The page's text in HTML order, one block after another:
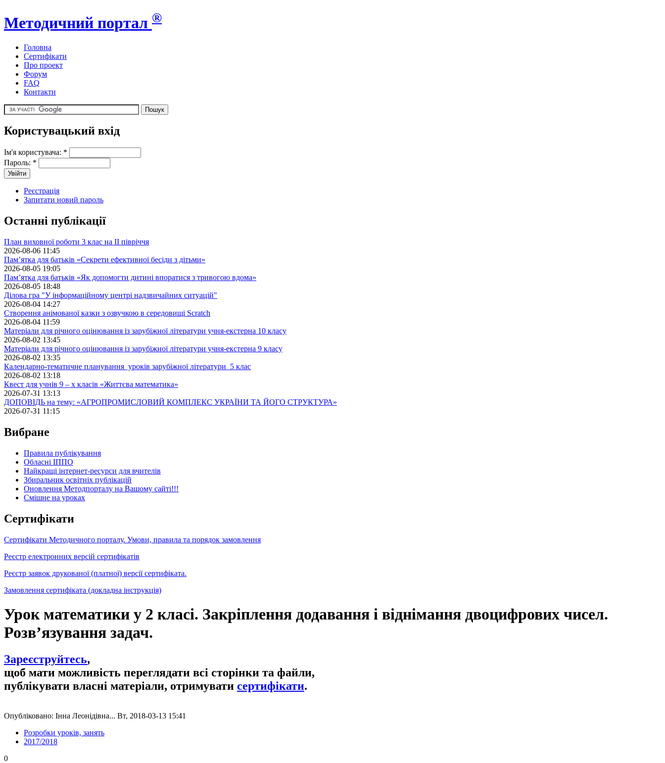
Методичний портал ®
Головна
Сертифікати
Про проект
Форум
FAQ
Контакти
Користувацький вхід
Ім'я користувача: *
Пароль: *
Реєстрація
Запитати новий пароль
Останні публікації
План виховної роботи 3 клас на II півріччя
2026-08-06 11:45
Пам’ятка для батьків «Секрети ефективної бесіди з дітьми»
2026-08-05 19:05
Пам’ятка для батьків «Як допомогти дитині впоратися з тривогою вдома»
2026-08-05 18:48
Ділова гра "У інформаційному центрі надзвичайних ситуацій"
2026-08-04 14:27
Створення анімованої казки з озвучкою в середовищі Scratch
2026-08-04 11:59
Матеріали для річного оцінювання із зарубіжної літератури учня-екстерна 10 класу
2026-08-02 13:45
Матеріали для річного оцінювання із зарубіжної літератури учня-екстерна 9 класу
2026-08-02 13:35
Календарно-тематичне планування уроків зарубіжної літератури 5 клас
2026-08-02 13:18
Квест для учнів 9 – х класів «Життєва математика»
2026-07-31 13:13
ДОПОВІДЬ на тему: «АГРОПРОМИСЛОВИЙ КОМПЛЕКС УКРАЇНИ ТА ЙОГО СТРУКТУРА»
2026-07-31 11:15
Вибране
Правила публікування
Обласні ІППО
Найкращі інтернет-ресурси для вчителів
Збиральник освітніх публікацій
Оновлення Методпорталу на Вашому сайті!!!
Cмішне на уроках
Сертифікати
Сертифікати Методичного порталу. Умови, правила та порядок замовлення
Реєстр електронних версій сертифікатів
Реєстр заявок друкованої (платної) версії сертифіката.
Замовлення сертифіката (докладна інструкція)
Урок математики у 2 класі. Закріплення додавання і віднімання двоцифрових чисел.
Розв’язування задач.
Зареєструйтесь,
щоб мати можливість переглядати всі сторінки та файли,
публікувати власні матеріали, отримувати сертифікати.
Опубліковано: Інна Леонідівна... Вт, 2018-03-13 15:41
Розробки уроків, занять
2017/2018
0